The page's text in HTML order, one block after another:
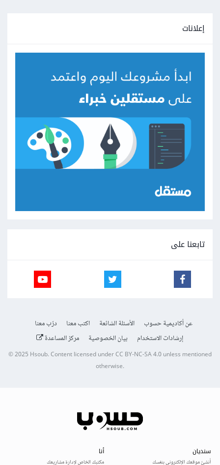
إعلانات
تابعنا على
عن أكاديمية حسوب الأسئلة الشائعة اكتب معنا
درّب معنا
إرشادات الاستخدام
بيان الخصوصية مركز المساعدة
© 2025Hsoub.Content licensed underCC BY-NC-SA 4.0unless mentioned
otherwise.